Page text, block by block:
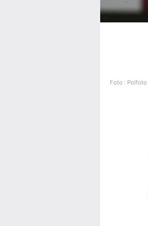
Foto : Polfoto